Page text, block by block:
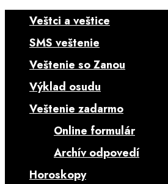
Veštci a veštice
SMS veštenie
Veštenie so Zanou
Výklad osudu
Veštenie zadarmo
Online formulár
Archív odpovedí
Horoskopy